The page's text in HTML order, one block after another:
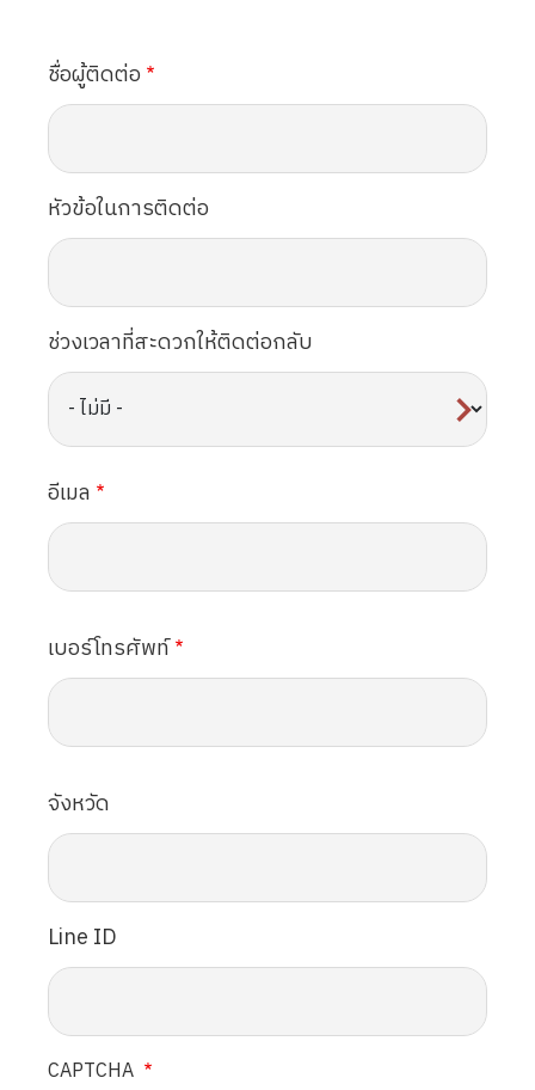
ชื่อผู้ติดต่อ
หัวข้อในการติดต่อ
ช่วงเวลาที่สะดวกให้ติดต่อกลับ
อีเมล
เบอร์โทรศัพท์
จังหวัด
Line ID
CAPTCHA